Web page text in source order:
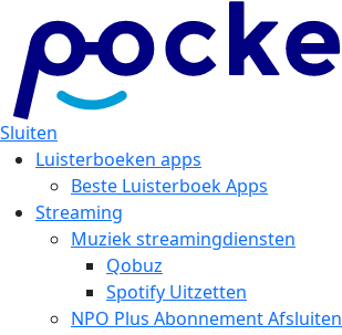
Sluiten
Luisterboeken apps
Beste Luisterboek Apps
Streaming
Muziek streamingdiensten
Qobuz
Spotify Uitzetten
NPO Plus Abonnement Afsluiten